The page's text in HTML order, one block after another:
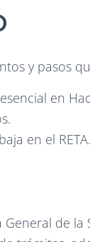
y pasos
en
en el RETA.
de la